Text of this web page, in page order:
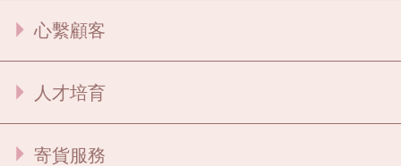
心繫顧客
人才培育
寄貨服務